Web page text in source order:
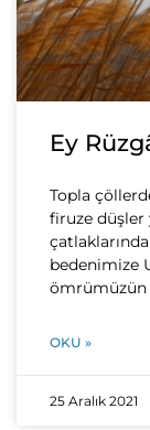
Ey
Topla
firuze düşler
bedenimize
ömrümüzün
OKU »
25 Aralık 2021